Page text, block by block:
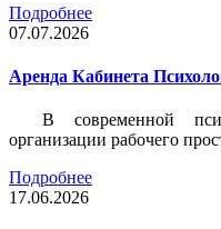
Подробнее
07.07.2026
Аренда Кабинета
В современной
организации рабочего
Подробнее
17.06.2026